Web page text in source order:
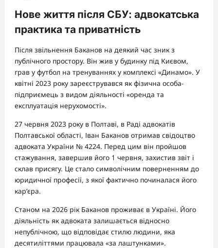
Нове життя після СБУ: адвокатська
практика та приватність
Після звільнення Баканов на деякий час зник з
публічного простору. Він жив у будинку під Києвом,
грав у футбол на тренуваннях у комплексі «Динамо». У
квітні 2023 року зареєструвався як фізична особа-
підприємець з видом діяльності «оренда та
експлуатація нерухомості».
27 червня 2023 року в Полтаві, в Раді адвокатів
Полтавської області, Іван Баканов отримав свідоцтво
адвоката України № 4224. Перед цим він пройшов
стажування, завершив його 1 червня, захистив звіт і
склав присягу. Це стало символічним поверненням до
юридичної професії, з якої фактично починалася його
кар’єра.
Станом на 2026 рік Баканов проживає в Україні. Його
діяльність як адвоката залишається відносно
непублічною, що відповідає стилю людини, яка
десятиліттями працювала «за лаштунками».